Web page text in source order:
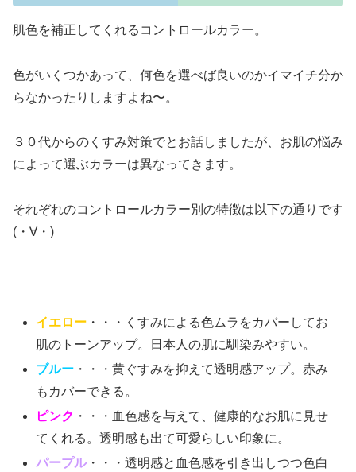
肌色を補正してくれるコントロールカラー。
色がいくつかあって、何色を選べば良いのかイマイチ分か
らなかったりしますよね〜。
３０代からのくすみ対策でとお話しましたが、お肌の悩み
によって選ぶカラーは異なってきます。
それぞれのコントロールカラー別の特徴は以下の通りです
(・∀・)
イエロー ・・・くすみによる色ムラをカバーしてお
肌のトーンアップ。日本人の肌に馴染みやすい。
ブルー ・・・黄ぐすみを抑えて透明感アップ。赤み
もカバーできる。
ピンク ・・・血色感を与えて、健康的なお肌に見せ
てくれる。透明感も出て可愛らしい印象に。
パープル・・・透明感と血色感を引き出しつつ色白